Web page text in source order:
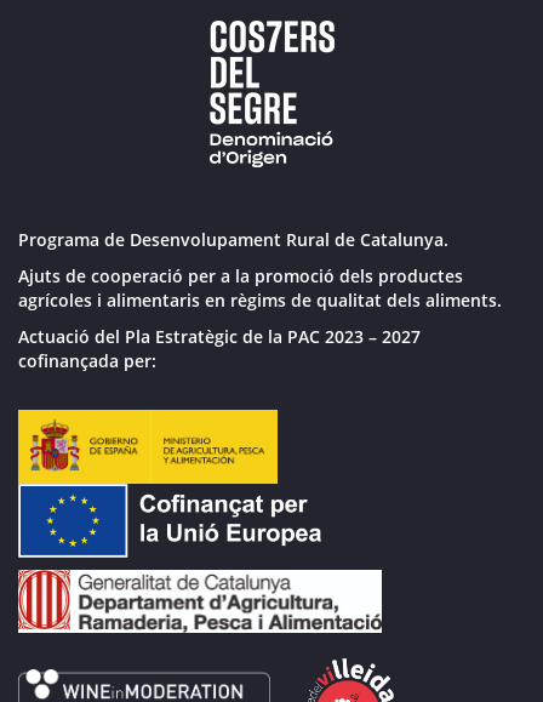
Programa de Desenvolupament Rural de Catalunya.
Ajuts de cooperació per a la promoció dels productes
agrícoles i alimentaris en règims de qualitat dels aliments.
Actuació del Pla Estratègic de la PAC 2023 – 2027
cofinançada per: